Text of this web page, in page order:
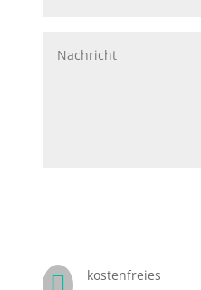
kostenfreies